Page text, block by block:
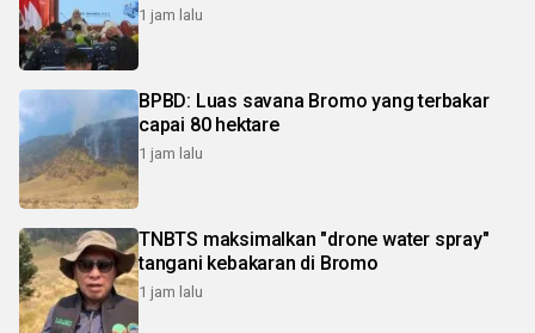
1 jam lalu
BPBD: Luas savana Bromo yang terbakar
capai 80 hektare
1 jam lalu
TNBTS maksimalkan "drone water spray"
tangani kebakaran di Bromo
1 jam lalu